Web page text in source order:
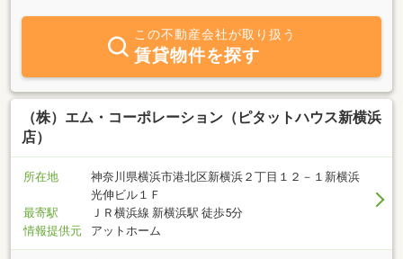
スタッフがそれぞれ在籍しており、新築住宅はもちろんのことマン
ションや戸建のリフォーム、外構工事、不動産売却、不動産売買仲
介までお客様の想いを形にいたします。リフォーム、不動産売却と
ともにどこに頼むかお悩みの方が多いのではないでしょうか。私た
ちは皆様の夢を実現するため、寄り添いながら的確なアドバイスを
することを努力目標といたします。確かな知識・技術とノウハウを
持つ弊社に、お気軽にご相談ください。
この不動産会社が取り扱う
賃貸物件を探す
（株）エム・コーポレーション（ピタットハウス新横浜
店）
所在地
神奈川県横浜市港北区新横浜２丁目１２－１新横浜
光伸ビル１Ｆ
最寄駅
ＪＲ横浜線 新横浜駅 徒歩5分
情報提供元
アットホーム